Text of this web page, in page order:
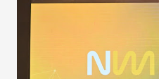
públicos e domiciliares. “Nós
epidemia comum, como
aumento de casos de
de uma epidemia com um